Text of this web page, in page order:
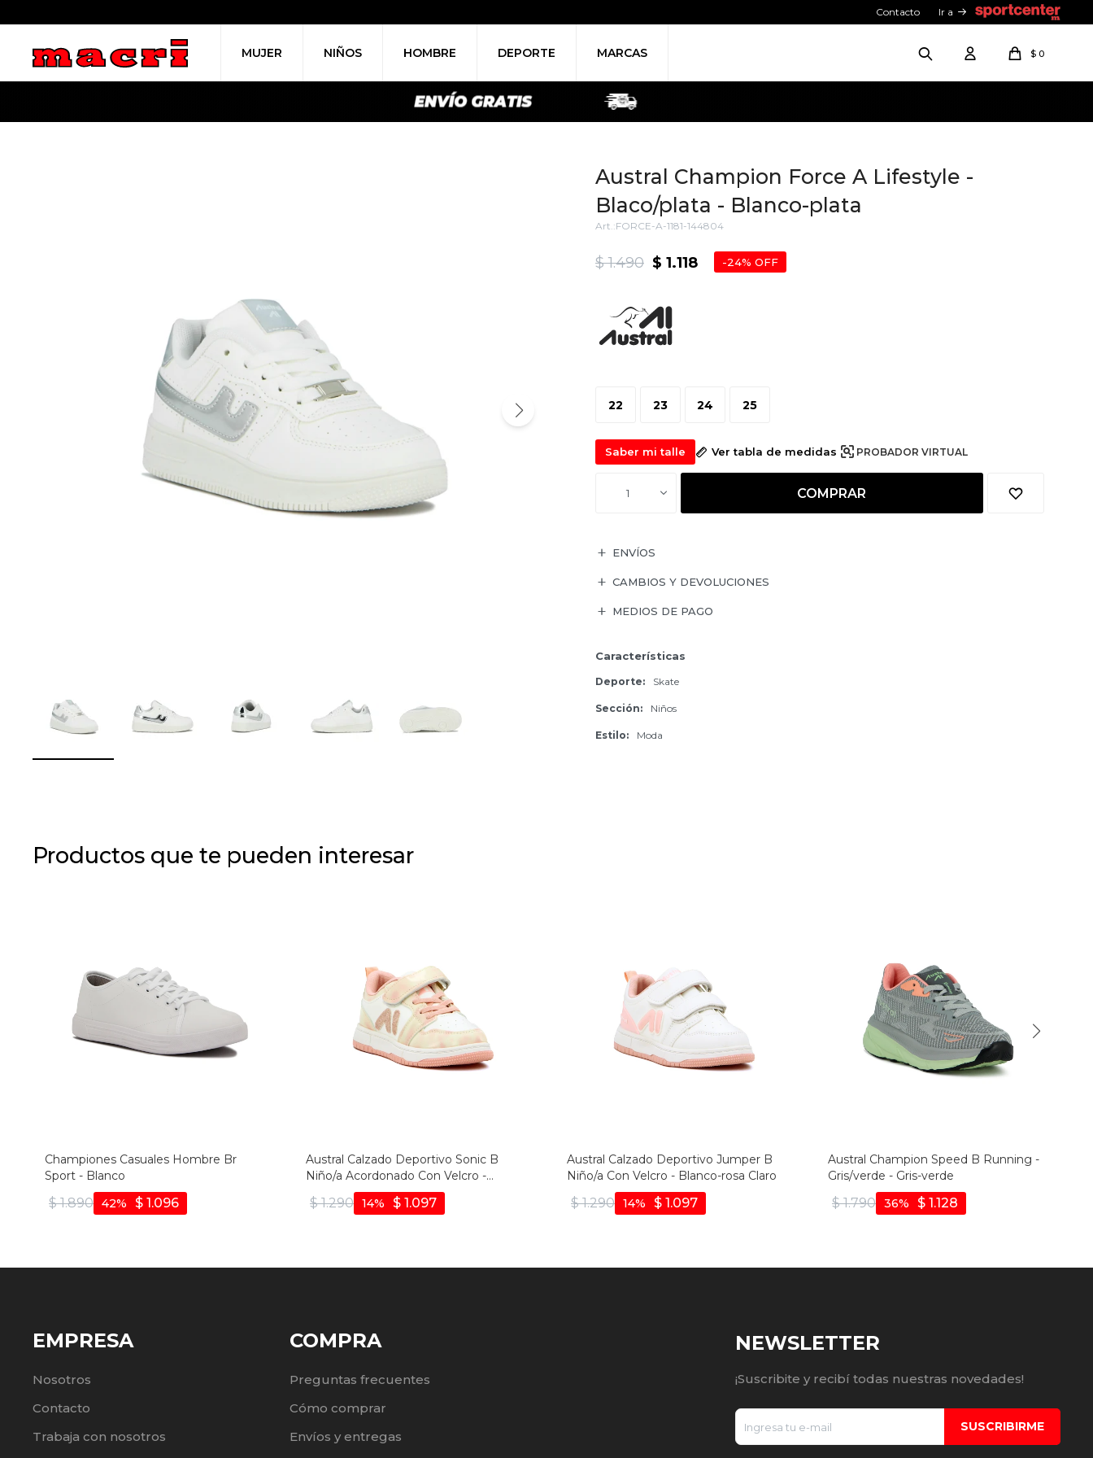
MUJER NIÑOS HOMBRE DEPORTE MARCAS $ 0
Contacto Ir a
Austral Champion Force A Lifestyle -
Blaco/plata - Blanco-plata
FORCE-A-1181-144804
$ 1.118
$ 1.490 24
22 23 24 25
Saber mi talle Ver tabla de medidas PROBADOR VIRTUAL
1 COMPRAR
ENVÍOS
CAMBIOS Y DEVOLUCIONES
MEDIOS DE PAGO
Características
Deporte Skate
Sección Niños
Estilo Moda
Productos que te pueden interesar
Championes Casuales Hombre Br
Sport - Blanco
$ 1.890 $ 1.096
42
Austral Calzado Deportivo Sonic B
Niño/a Acordonado Con Velcro -
Blanco-rosa Claro
$ 1.290 $ 1.097
14
Austral Calzado Deportivo Jumper B
Niño/a Con Velcro - Blanco-rosa Claro
$ 1.290 $ 1.097
14
Austral Champion Speed B Running -
Gris/verde - Gris-verde
$ 1.790 $ 1.128
36
EMPRESA
Nosotros
Contacto
Trabaja con nosotros
COMPRA
Preguntas frecuentes
Cómo comprar
Envíos y entregas
NEWSLETTER
¡Suscribite y recibí todas nuestras novedades!
SUSCRIBIRME